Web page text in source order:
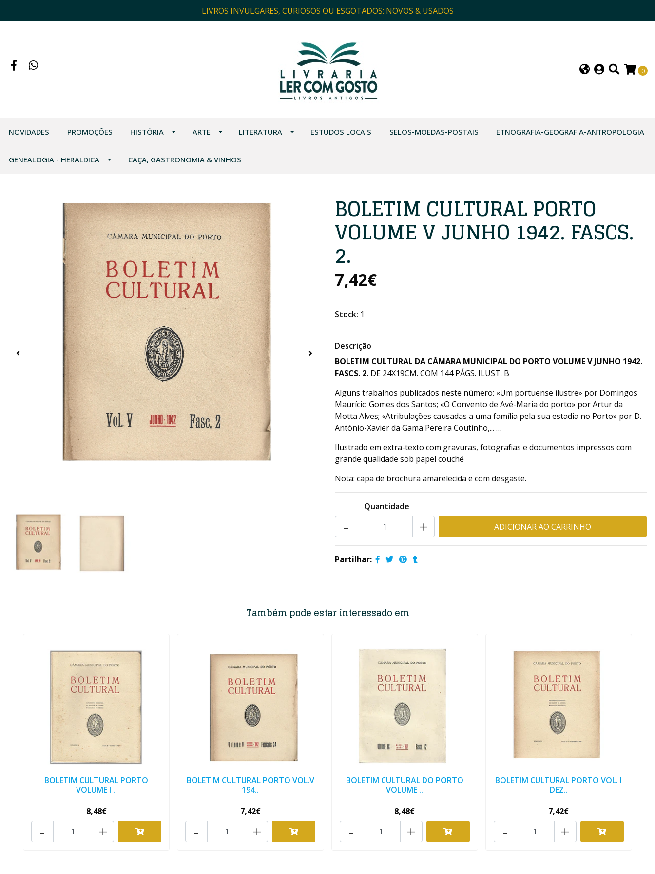
LIVROS INVULGARES, CURIOSOS OU ESGOTADOS: NOVOS & USADOS
0
NOVIDADES PROMOÇÕES HISTÓRIA ARTE LITERATURA ESTUDOS LOCAIS SELOS-MOEDAS-POSTAIS ETNOGRAFIA-GEOGRAFIA-ANTROPOLOGIA
GENEALOGIA - HERALDICA CAÇA, GASTRONOMIA & VINHOS
BOLETIM CULTURAL PORTO
VOLUME V JUNHO 1942. FASCS.
2.
7,42€
Stock: 1
Descrição
BOLETIM CULTURAL DA CÂMARA MUNICIPAL DO PORTO VOLUME V JUNHO 1942.
FASCS. 2. DE 24X19CM. COM 144 PÁGS. ILUST. B
Alguns trabalhos publicados neste número: «Um portuense ilustre» por Domingos
Maurício Gomes dos Santos; «O Convento de Avé-Maria do porto» por Artur da
Motta Alves; «Atribulações causadas a uma família pela sua estadia no Porto» por D.
António-Xavier da Gama Pereira Coutinho,... …
Ilustrado em extra-texto com gravuras, fotografias e documentos impressos com
grande qualidade sob papel couché
Nota: capa de brochura amarelecida e com desgaste.
Quantidade
+
-
Partilhar:
Também pode estar interessado em
BOLETIM CULTURAL PORTO
VOLUME I ..
8,48€
+
-
BOLETIM CULTURAL PORTO VOL.V
194..
7,42€
+
-
BOLETIM CULTURAL DO PORTO
VOLUME ..
8,48€
+
-
BOLETIM CULTURAL PORTO VOL. I
DEZ..
7,42€
+
-